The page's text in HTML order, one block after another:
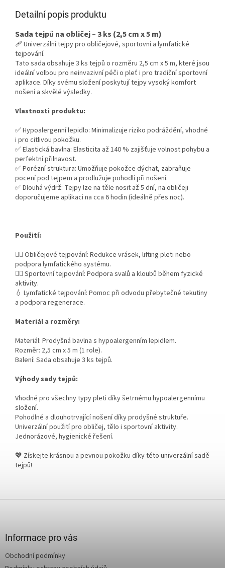
Detailní popis produktu
Sada tejpů na obličej – 3 ks (2,5 cm x 5 m)
🩹 Univerzální tejpy pro obličejové, sportovní a lymfatické
tejpování.
Tato sada obsahuje 3 ks tejpů o rozměru 2,5 cm x 5 m, které jsou
ideální volbou pro neinvazivní péči o pleť i pro tradiční sportovní
aplikace. Díky svému složení poskytují tejpy vysoký komfort
nošení a skvělé výsledky.
Vlastnosti produktu:
✅ Hypoalergenní lepidlo: Minimalizuje riziko podráždění, vhodné
i pro citlivou pokožku.
✅ Elastická bavlna: Elasticita až 140 % zajišťuje volnost pohybu a
perfektní přilnavost.
✅ Porézní struktura: Umožňuje pokožce dýchat, zabraňuje
pocení pod tejpem a prodlužuje pohodlí při nošení.
✅ Dlouhá výdrž: Tejpy lze na těle nosit až 5 dní, na obličeji
doporučujeme aplikaci na cca 6 hodin (ideálně přes noc).
Použití:
💆‍♀️ Obličejové tejpování: Redukce vrásek, lifting pleti nebo
podpora lymfatického systému.
🤸‍♀️ Sportovní tejpování: Podpora svalů a kloubů během fyzické
aktivity.
💧 Lymfatické tejpování: Pomoc při odvodu přebytečné tekutiny
a podpora regenerace.
Materiál a rozměry:
Materiál: Prodyšná bavlna s hypoalergenním lepidlem.
Rozměr: 2,5 cm x 5 m (1 role).
Balení: Sada obsahuje 3 ks tejpů.
Výhody sady tejpů:
Vhodné pro všechny typy pleti díky šetrnému hypoalergennímu
složení.
Pohodlné a dlouhotrvající nošení díky prodyšné struktuře.
Univerzální použití pro obličej, tělo i sportovní aktivity.
Jednorázové, hygienické řešení.
💖 Získejte krásnou a pevnou pokožku díky této univerzální sadě
tejpů!
Informace pro vás
Obchodní podmínky